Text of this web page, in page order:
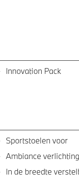
Innovation Pack
Sportstoelen voor
Ambiance verlichting
In de breedte